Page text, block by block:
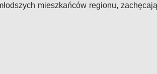
mieszkańców regionu,